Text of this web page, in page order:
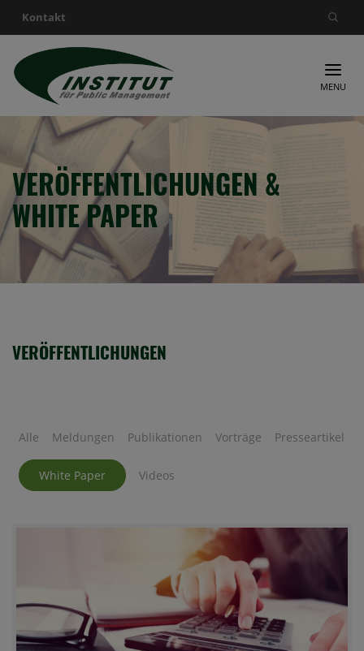
Kontakt
Suche nach:
MENU
VERÖFFENTLICHUNGEN &
WHITE PAPER
VERÖFFENTLICHUNGEN
Alle Meldungen Publikationen Vorträge Presseartikel
White Paper Videos